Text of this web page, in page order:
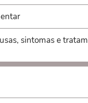
sintomas e